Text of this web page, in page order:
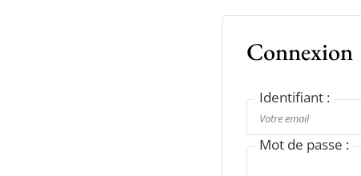
Connexion
Identifiant :
Mot de passe :